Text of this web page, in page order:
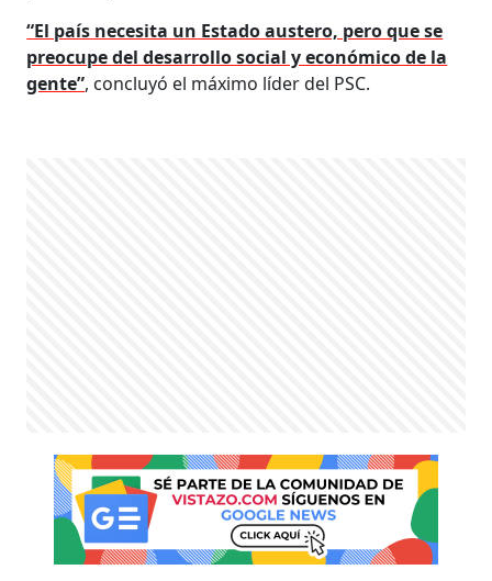
“El país necesita un Estado austero, pero que se
preocupe del desarrollo social y económico de la
gente”, concluyó el máximo líder del PSC.